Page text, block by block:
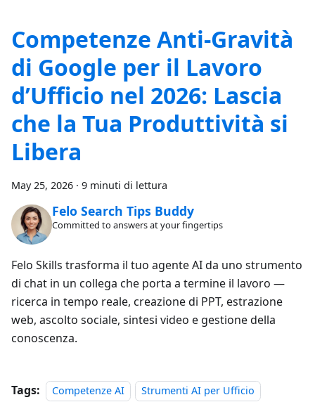
Competenze Anti-Gravità
di Google per il Lavoro
d’Ufficio nel 2026: Lascia
che la Tua Produttività si
Libera
May 25, 2026 · 9 minuti di lettura
Felo Search Tips Buddy
Committed to answers at your fingertips
Felo Skills trasforma il tuo agente AI da uno strumento
di chat in un collega che porta a termine il lavoro —
ricerca in tempo reale, creazione di PPT, estrazione
web, ascolto sociale, sintesi video e gestione della
conoscenza.
Tags: Competenze AI
Strumenti AI per Ufficio